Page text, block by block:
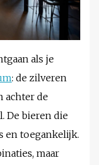
als je
: de zilveren
achter de
De bieren die
en toegankelijk.
maar